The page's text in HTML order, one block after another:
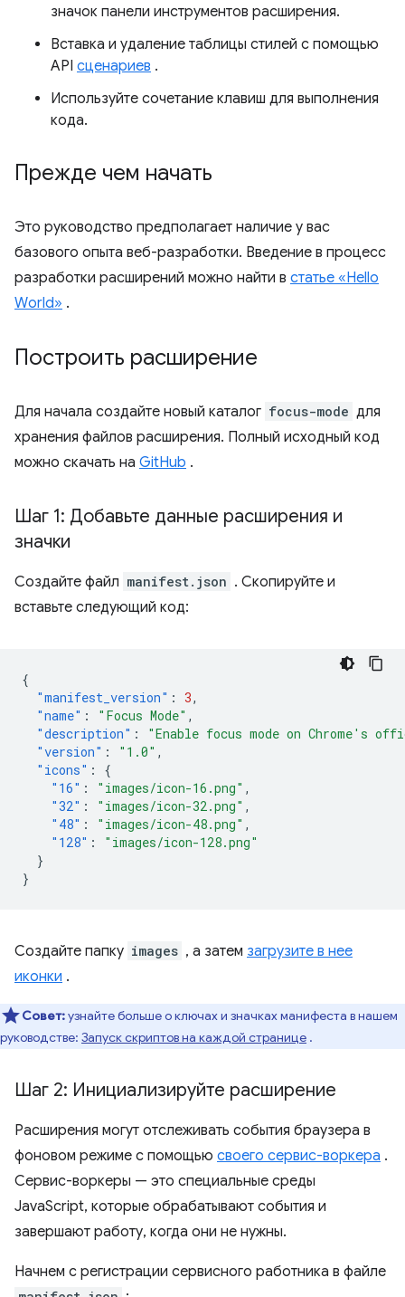
значок панели инструментов расширения.
Вставка и удаление таблицы стилей с помощью
API сценариев .
Используйте сочетание клавиш для выполнения
кода.
Прежде чем начать
Это руководство предполагает наличие у вас
базового опыта веб-разработки. Введение в процесс
разработки расширений можно найти в статье «Hello
World» .
Построить расширение
Для начала создайте новый каталог focus-mode для
хранения файлов расширения. Полный исходный код
можно скачать на GitHub .
Шаг 1: Добавьте данные расширения и
значки
Создайте файл manifest.json . Скопируйте и
вставьте следующий код:
{
"manifest_version" : 3,
"name" : "Focus Mode" ,
"description" :
"Enable focus mode on Chrome's
"version" : "1.0" ,
"icons" :
{
"16" : "images/icon-16.png" ,
"32" : "images/icon-32.png" ,
"48" : "images/icon-48.png" ,
"128" :
"images/icon-128.png"
}
}
Создайте папку images , а затем загрузите в нее
иконки .
Совет:узнайте больше о ключах и значках манифеста в нашем
руководстве: Запуск скриптов на каждой странице .
Шаг 2: Инициализируйте расширение
Расширения могут отслеживать события браузера в
фоновом режиме с помощью своего сервис-воркера .
Сервис-воркеры — это специальные среды
JavaScript, которые обрабатывают события и
завершают работу, когда они не нужны.
Начнем с регистрации сервисного работника в файле